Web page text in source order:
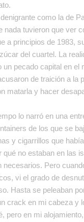
como la de
nada tuvieron que ver
a principios de 1983,
del cuartel. La
un pecado capital en el
de traición a la
matarla y hacer
lo narró en una
de los que se
y cigarrillos que
qué no estaban en las
necesarios. Pero
vi el grado de
Hasta se peleaban
crack en mi cabeza y
pero en mi